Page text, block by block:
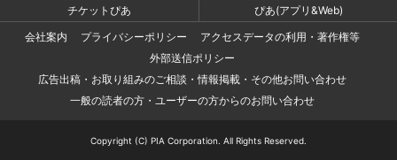
チケットぴあ
ぴあ(アプリ&Web)
会社案内
プライバシーポリシー
アクセスデータの利用・著作権等
外部送信ポリシー
広告出稿・お取り組みのご相談・情報掲載・その他お問い合わせ
一般の読者の方・ユーザーの方からのお問い合わせ
Copyright (C) PIA Corporation. All Rights Reserved.